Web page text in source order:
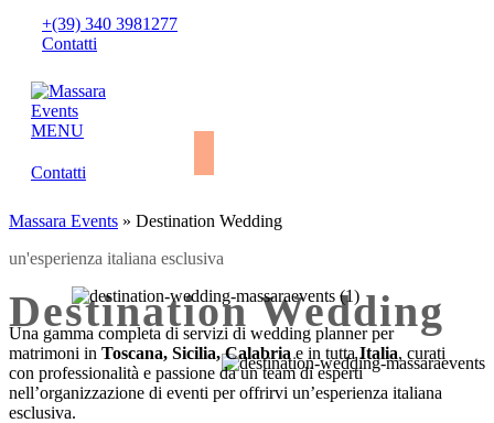
+(39) 340 3981277
Contatti
MENU
Contatti
Massara Events » Destination Wedding
un'esperienza italiana esclusiva
Destination Wedding
Una gamma completa di servizi di wedding planner per
matrimoni in Toscana, Sicilia, Calabriae in tuttaItalia, curati
con professionalità e passione da un team di esperti
nell’organizzazione di eventi per offrirvi un’esperienza italiana
esclusiva.